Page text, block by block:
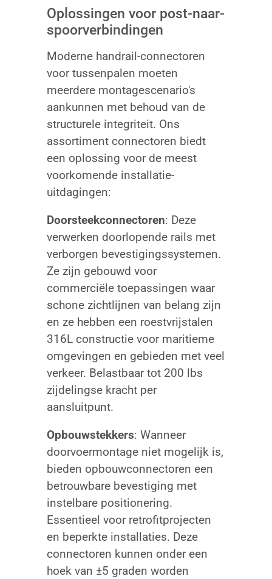
Oplossingen voor post-naar-
spoorverbindingen
Moderne handrail-connectoren
voor tussenpalen moeten
meerdere montagescenario's
aankunnen met behoud van de
structurele integriteit. Ons
assortiment connectoren biedt
een oplossing voor de meest
voorkomende installatie-
uitdagingen:
Doorsteekconnectoren: Deze
verwerken doorlopende rails met
verborgen bevestigingssystemen.
Ze zijn gebouwd voor
commerciële toepassingen waar
schone zichtlijnen van belang zijn
en ze hebben een roestvrijstalen
316L constructie voor maritieme
omgevingen en gebieden met veel
verkeer. Belastbaar tot 200 lbs
zijdelingse kracht per
aansluitpunt.
Opbouwstekkers: Wanneer
doorvoermontage niet mogelijk is,
bieden opbouwconnectoren een
betrouwbare bevestiging met
instelbare positionering.
Essentieel voor retrofitprojecten
en beperkte installaties. Deze
connectoren kunnen onder een
hoek van ±5 graden worden